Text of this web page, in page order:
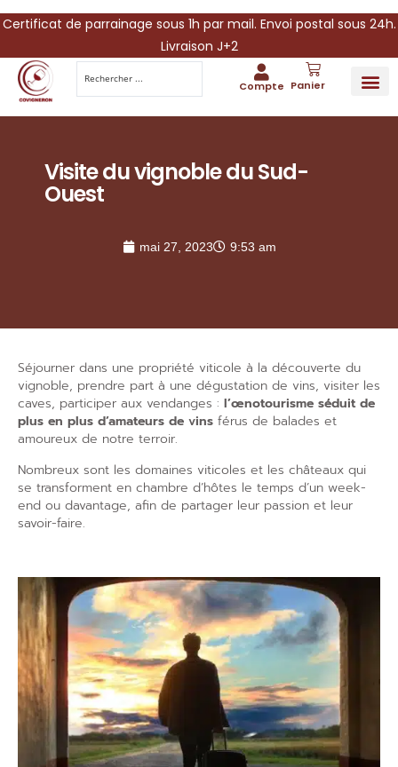
Certificat de parrainage sous 1h par mail. Envoi postal sous 24h.
Livraison J+2
Compte Panier
Visite du vignoble du Sud-
Ouest
mai 27, 2023 9:53 am
Séjourner dans une propriété viticole à la découverte du
vignoble, prendre part à une dégustation de vins, visiter les
caves, participer aux vendanges : l’œnotourisme séduit de
plus en plus d’amateurs de vins férus de balades et
amoureux de notre terroir.
Nombreux sont les domaines viticoles et les châteaux qui
se transforment en chambre d’hôtes le temps d’un week-
end ou davantage, afin de partager leur passion et leur
savoir-faire.